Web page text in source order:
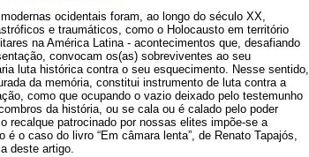
ocidentais foram, ao longo do século XX,
e traumáticos, como o Holocausto em território
na América Latina - acontecimentos que, desafiando
convocam os(as) sobreviventes ao seu
luta histórica contra o seu esquecimento. Nesse sentido,
da memória, constitui instrumento de luta contra a
como que ocupando o vazio deixado pelo testemunho
da história, ou se cala ou é calado pelo poder
recalque patrocinado por nossas elites impõe-se a
é o caso do livro “Em câmara lenta”, de Renato Tapajós,
deste artigo.